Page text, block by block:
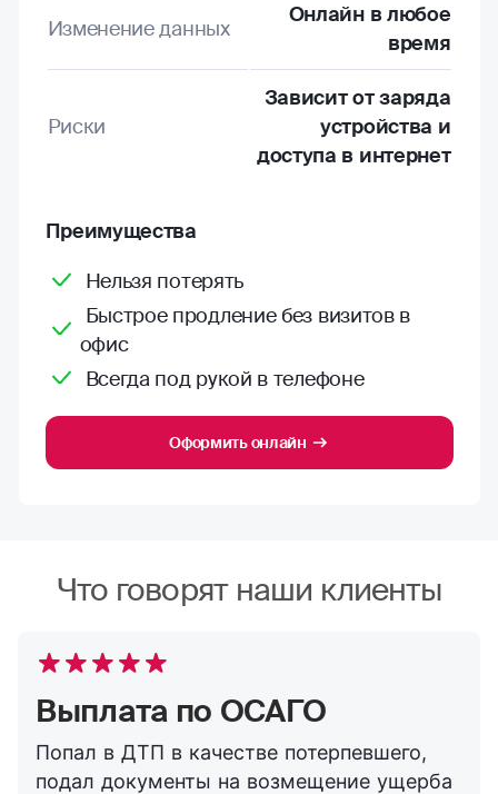
Изменение данных
Онлайн в любое
время
Риски
Зависит от заряда
устройства и
доступа в интернет
Преимущества
Нельзя потерять
Быстрое продление без визитов в
офис
Всегда под рукой в телефоне
Оформить онлайн
Что говорят наши клиенты
Выплата по ОСАГО
Попал в ДТП в качестве потерпевшего,
подал документы на возмещение ущерба